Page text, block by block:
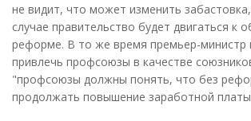
не видит, что может изменить
случае правительство будет двигаться к
реформе. В то же время премьер-министр
привлечь профсоюзы в качестве
"профсоюзы должны понять, что без
продолжать повышение заработной